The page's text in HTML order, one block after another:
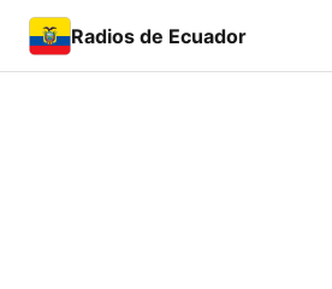
Radios de Ecuador